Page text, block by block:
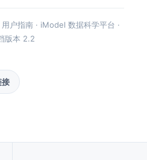
户指南 · iModel 数据科学平台 ·
版本 2.2
接